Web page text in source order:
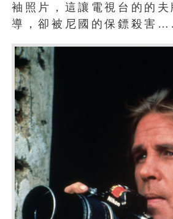
袖照片，這讓電視台的的夫
導，卻被尼國的保鏢殺害